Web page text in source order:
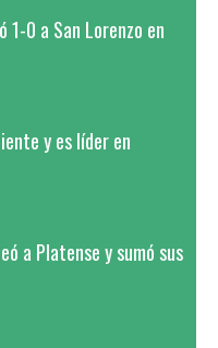
1-0 a San Lorenzo en
y es líder en
a Platense y sumó sus